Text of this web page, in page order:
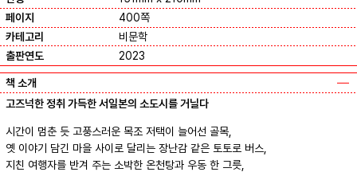
페이지
400쪽
카테고리
비문학
출판연도
2023
책 소개
고즈넉한 정취 가득한 서일본의 소도시를 거닐다
시간이 멈춘 듯 고풍스러운 목조 저택이 늘어선 골목,
옛 이야기 담긴 마을 사이로 달리는 장난감 같은 토토로 버스,
지친 여행자를 반겨 주는 소박한 온천탕과 우동 한 그릇,